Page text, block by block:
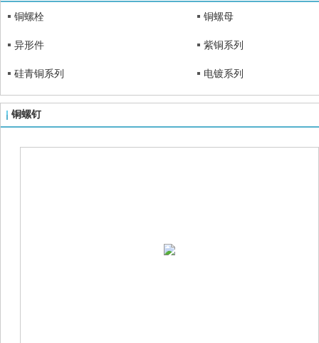
铜螺栓 铜螺母
异形件 紫铜系列
硅青铜系列 电镀系列
铜螺钉